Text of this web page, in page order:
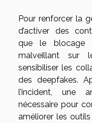
Pour renforcer la
d’activer des
que le blocage
malveillant sur
sensibiliser les
des deepfakes.
l’incident, une
nécessaire pour
améliorer les